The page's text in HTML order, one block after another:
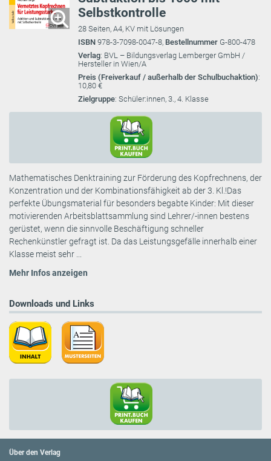
Selbstkontrolle
28 Seiten, A4, KV mit Lösungen
ISBN 978-3-7098-0047-8, Bestellnummer G-800-478
Verlag: BVL – Bildungsverlag Lemberger GmbH /
Hersteller in Wien/A
Preis (Freiverkauf / außerhalb der Schulbuchaktion):
10,80 €
Zielgruppe: Schüler:innen, 3., 4. Klasse
Mathematisches Denktraining zur Förderung des Kopfrechnens, der
Konzentration und der Kombinationsfähigkeit ab der 3. Kl.!Das
perfekte Übungsmaterial für besonders begabte Kinder: Mit dieser
motivierenden Arbeitsblattsammlung sind Lehrer/-innen bestens
gerüstet, wenn die sinnvolle Beschäftigung schneller
Rechenkünstler gefragt ist. Da das Leistungsgefälle innerhalb einer
Klasse meist sehr ...
Mehr Infos anzeigen
Downloads und Links
Über den Verlag